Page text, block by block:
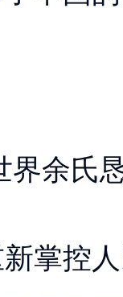
界余氏
掌控